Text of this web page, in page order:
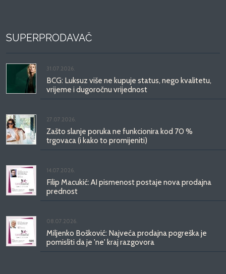
SUPERPRODAVAČ
31.07.2026.
BCG: Luksuz više ne kupuje status, nego kvalitetu,
vrijeme i dugoročnu vrijednost
27.07.2026.
Zašto slanje poruka ne funkcionira kod 70 %
trgovaca (i kako to promijeniti)
14.07.2026.
Filip Macukić: AI pismenost postaje nova prodajna
prednost
08.07.2026.
Miljenko Bošković: Najveća prodajna pogreška je
pomisliti da je 'ne' kraj razgovora